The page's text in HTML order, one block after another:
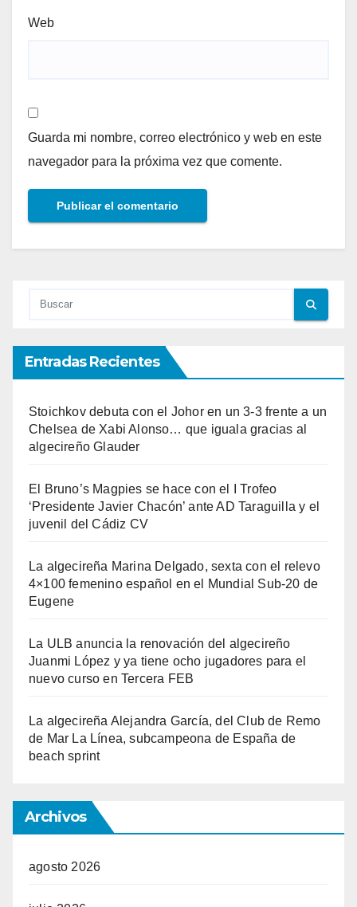
Web
Guarda mi nombre, correo electrónico y web en este
navegador para la próxima vez que comente.
Entradas Recientes
Stoichkov debuta con el Johor en un 3-3 frente a un
Chelsea de Xabi Alonso… que iguala gracias al
algecireño Glauder
El Bruno’s Magpies se hace con el I Trofeo
‘Presidente Javier Chacón’ ante AD Taraguilla y el
juvenil del Cádiz CV
La algecireña Marina Delgado, sexta con el relevo
4×100 femenino español en el Mundial Sub-20 de
Eugene
La ULB anuncia la renovación del algecireño
Juanmi López y ya tiene ocho jugadores para el
nuevo curso en Tercera FEB
La algecireña Alejandra García, del Club de Remo
de Mar La Línea, subcampeona de España de
beach sprint
Archivos
agosto 2026